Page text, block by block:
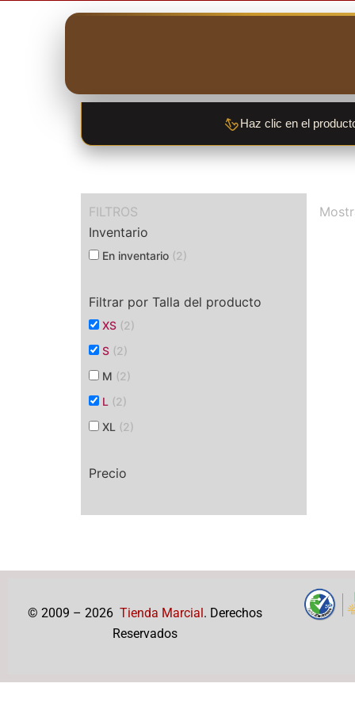
Haz clic en el
FILTROS
Inventario
En inventario (2)
Filtrar por Talla del producto
XS (2)
S (2)
M (2)
L (2)
XL (2)
Precio
© 2009 – 2026 Tienda Marcial . Derechos
Reservados